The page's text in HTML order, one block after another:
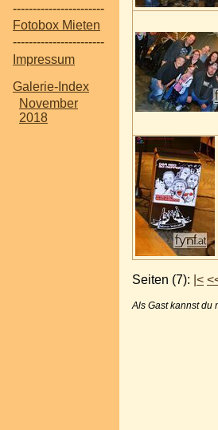
-----------------------
Fotobox Mieten
-----------------------
Impressum
Galerie-Index
November
2018
Seiten (7): |<
Als Gast kannst du